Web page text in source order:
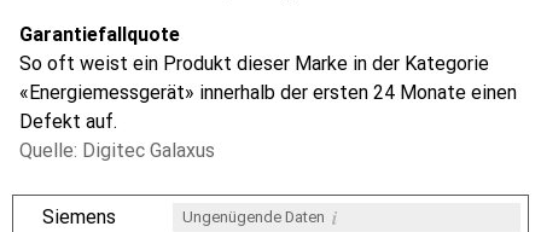
Garantiefallquote
So oft weist ein Produkt dieser Marke in der Kategorie
«Energiemessgerät» innerhalb der ersten 24 Monate einen
Defekt auf.
Quelle: Digitec Galaxus
Siemens Ungenügende Daten i